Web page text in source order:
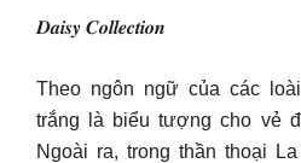
𝑫𝒂𝒊𝒔𝒚 𝑪𝒐𝒍𝒍𝒆𝒄𝒕𝒊𝒐𝒏
Theo ngôn ngữ của các
trắng là biểu tượng cho vẻ
Ngoài ra, trong thần thoại